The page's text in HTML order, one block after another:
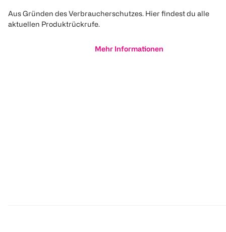
Aus Gründen des Verbraucherschutzes. Hier findest du alle
aktuellen Produktrückrufe.
Mehr Informationen